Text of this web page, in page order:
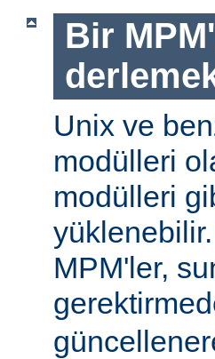
Bir
Unix ve
modülleri
modülleri
MPM'ler,